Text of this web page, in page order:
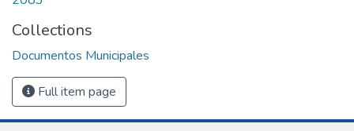
Collections
Documentos Municipales
Full item page